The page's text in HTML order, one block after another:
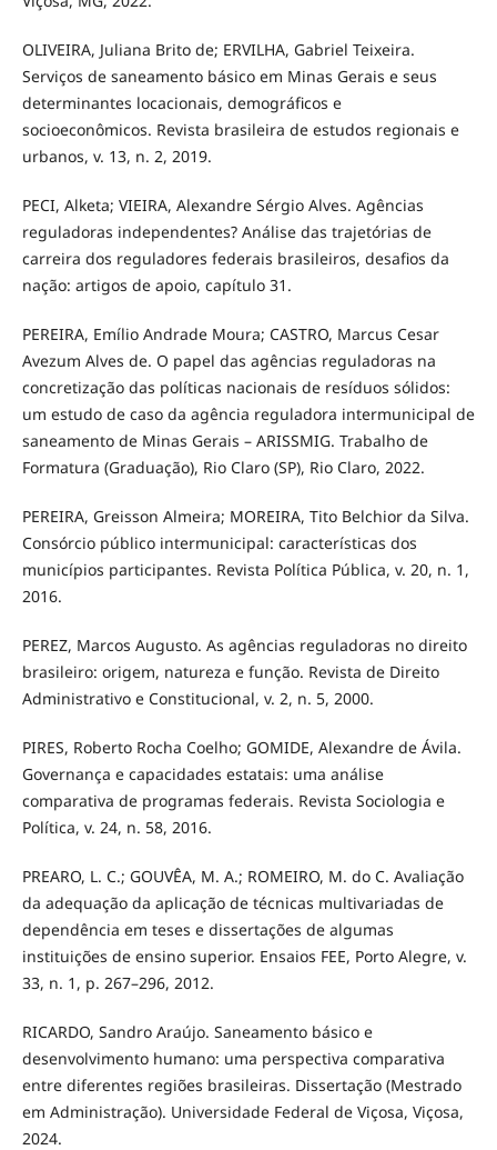
OLIVEIRA, Juliana Brito de; ERVILHA, Gabriel Teixeira.
Serviços de saneamento básico em Minas Gerais e seus
determinantes locacionais, demográficos e
socioeconômicos. Revista brasileira de estudos regionais e
urbanos, v. 13, n. 2, 2019.
PECI, Alketa; VIEIRA, Alexandre Sérgio Alves. Agências
reguladoras independentes? Análise das trajetórias de
carreira dos reguladores federais brasileiros, desafios da
nação: artigos de apoio, capítulo 31.
PEREIRA, Emílio Andrade Moura; CASTRO, Marcus Cesar
Avezum Alves de. O papel das agências reguladoras na
concretização das políticas nacionais de resíduos sólidos:
um estudo de caso da agência reguladora intermunicipal de
saneamento de Minas Gerais – ARISSMIG. Trabalho de
Formatura (Graduação), Rio Claro (SP), Rio Claro, 2022.
PEREIRA, Greisson Almeira; MOREIRA, Tito Belchior da Silva.
Consórcio público intermunicipal: características dos
municípios participantes. Revista Política Pública, v. 20, n. 1,
2016.
PEREZ, Marcos Augusto. As agências reguladoras no direito
brasileiro: origem, natureza e função. Revista de Direito
Administrativo e Constitucional, v. 2, n. 5, 2000.
PIRES, Roberto Rocha Coelho; GOMIDE, Alexandre de Ávila.
Governança e capacidades estatais: uma análise
comparativa de programas federais. Revista Sociologia e
Política, v. 24, n. 58, 2016.
PREARO, L. C.; GOUVÊA, M. A.; ROMEIRO, M. do C. Avaliação
da adequação da aplicação de técnicas multivariadas de
dependência em teses e dissertações de algumas
instituições de ensino superior. Ensaios FEE, Porto Alegre, v.
33, n. 1, p. 267–296, 2012.
RICARDO, Sandro Araújo. Saneamento básico e
desenvolvimento humano: uma perspectiva comparativa
entre diferentes regiões brasileiras. Dissertação (Mestrado
em Administração). Universidade Federal de Viçosa, Viçosa,
2024.